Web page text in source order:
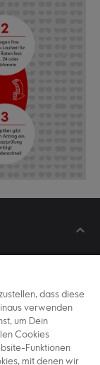
dass diese
verwenden
um Dein
Cookies
Funktionen
mit denen wir